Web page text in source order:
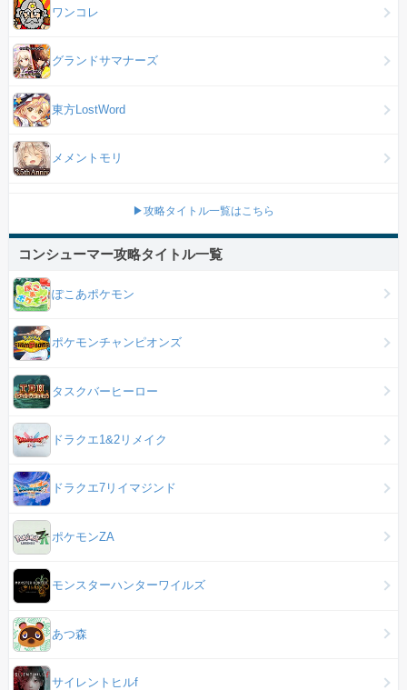
ワンコレ
グランドサマナーズ
東方LostWord
メメントモリ
▶攻略タイトル一覧はこちら
コンシューマー攻略タイトル一覧
ぽこあポケモン
ポケモンチャンピオンズ
タスクバーヒーロー
ドラクエ1&2リメイク
ドラクエ7リイマジンド
ポケモンZA
モンスターハンターワイルズ
あつ森
サイレントヒルf